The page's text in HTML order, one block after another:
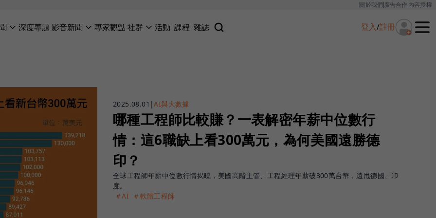
關於我們廣告合作內容授權
深度專題 影音新聞 專家觀點社群 活動 課程 雜誌 登入/註冊
2025.08.01 |AI與大數據
哪種工程師比較賺？一表解密年薪中位數行
情：這6職缺上看300萬元，為何美國遠勝德
印？
全球工程師年薪中位數行情揭曉，美國高階主管、工程經理年薪破300萬台幣，遠甩德國、印
度。
＃AI
＃軟體工程師